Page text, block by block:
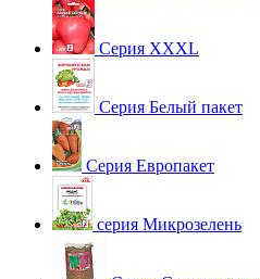
Серия XXXL
Серия Белый пакет
Серия Европакет
серия Микрозелень